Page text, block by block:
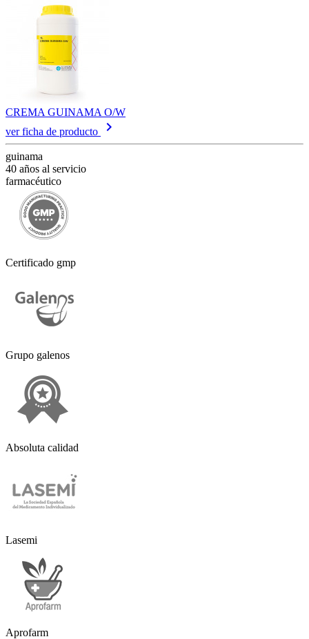
CREMA GUINAMA O/W
ver ficha de producto
keyboard_arrow_right
guinama
40 años al servicio
farmacéutico
Certificado gmp
Grupo galenos
Absoluta calidad
Lasemi
Aprofarm